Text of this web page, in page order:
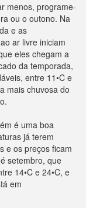
menos, programe-
ou o outono. Na
e as
ar livre iniciam
eles chegam a
da temporada,
entre 11•C e
mais chuvosa do
é uma boa
já terem
e os preços ficam
setembro, que
14•C e 24•C, e
em